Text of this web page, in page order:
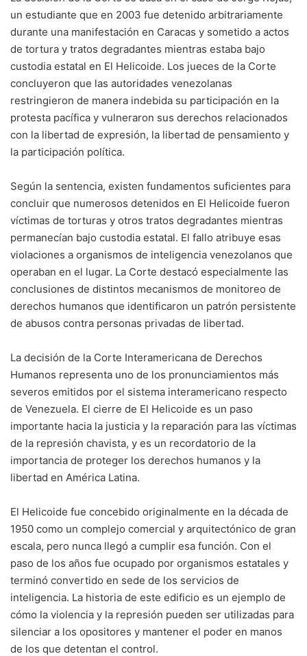
un estudiante que en 2003 fue detenido arbitrariamente
durante una manifestación en Caracas y sometido a actos
de tortura y tratos degradantes mientras estaba bajo
custodia estatal en El Helicoide. Los jueces de la Corte
concluyeron que las autoridades venezolanas
restringieron de manera indebida su participación en la
protesta pacífica y vulneraron sus derechos relacionados
con la libertad de expresión, la libertad de pensamiento y
la participación política.
Según la sentencia, existen fundamentos suficientes para
concluir que numerosos detenidos en El Helicoide fueron
víctimas de torturas y otros tratos degradantes mientras
permanecían bajo custodia estatal. El fallo atribuye esas
violaciones a organismos de inteligencia venezolanos que
operaban en el lugar. La Corte destacó especialmente las
conclusiones de distintos mecanismos de monitoreo de
derechos humanos que identificaron un patrón persistente
de abusos contra personas privadas de libertad.
La decisión de la Corte Interamericana de Derechos
Humanos representa uno de los pronunciamientos más
severos emitidos por el sistema interamericano respecto
de Venezuela. El cierre de El Helicoide es un paso
importante hacia la justicia y la reparación para las víctimas
de la represión chavista, y es un recordatorio de la
importancia de proteger los derechos humanos y la
libertad en América Latina.
El Helicoide fue concebido originalmente en la década de
1950 como un complejo comercial y arquitectónico de gran
escala, pero nunca llegó a cumplir esa función. Con el
paso de los años fue ocupado por organismos estatales y
terminó convertido en sede de los servicios de
inteligencia. La historia de este edificio es un ejemplo de
cómo la violencia y la represión pueden ser utilizadas para
silenciar a los opositores y mantener el poder en manos
de los que detentan el control.